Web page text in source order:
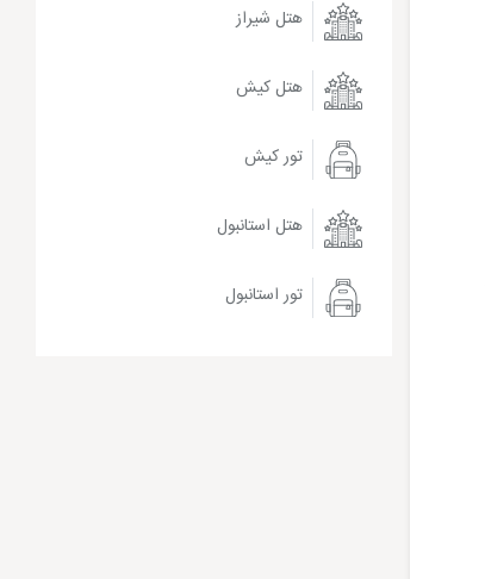
هتل شیراز
هتل کیش
تور کیش
هتل استانبول
تور استانبول